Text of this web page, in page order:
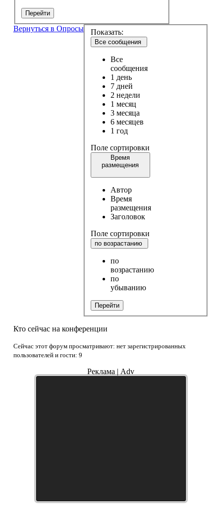
Перейти
Вернуться в Опросы Показать:
Все сообщения
Все
сообщения
1 день
7 дней
2 недели
1 месяц
3 месяца
6 месяцев
1 год
Поле сортировки
Время
размещения
Автор
Время
размещения
Заголовок
Поле сортировки
по возрастанию
по
возрастанию
по
убыванию
Перейти
Кто сейчас на конференции
Сейчас этот форум просматривают: нет зарегистрированных
пользователей и гости: 9
Реклама | Adv